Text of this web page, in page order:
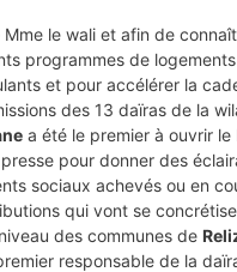
le wali et afin de
programmes de
et pour accélérer la
des 13 daïras de la
a été le premier à ouvrir le
pour donner des
sociaux achevés ou en
qui vont se
des communes de
responsable de la